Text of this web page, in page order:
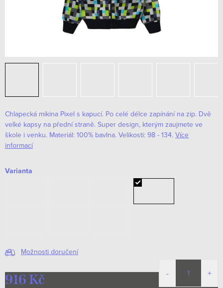
Chlapecká mikina Pixel s kapucí. Po celé délce zapínání na zip. Dvě
velké kapsy na přední straně. Super design, kterým zaujmete ve
škole i venku. Materiál: 100% bavlna. Velikosti: 98 - 134. Více
informací
Varianta
Možnosti doručení
916 Kč